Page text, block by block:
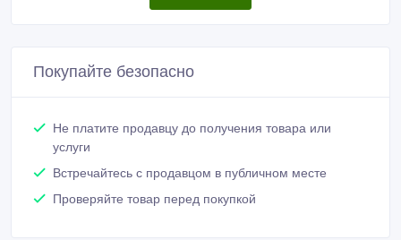
Покупайте безопасно
Не платите продавцу до получения товара или
услуги
Встречайтесь с продавцом в публичном месте
Проверяйте товар перед покупкой